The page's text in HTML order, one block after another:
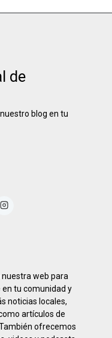
de
blog en tu
nuestra web para
en tu comunidad y
noticias locales,
artículos de
ofrecemos